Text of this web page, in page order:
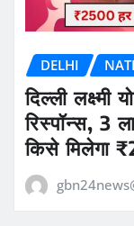
DELHI
दिल्ली
रिस्पॉन्स, 3
किसे मिलेगा